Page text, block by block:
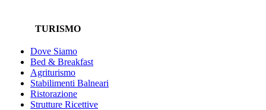
TURISMO
Dove Siamo
Bed & Breakfast
Agriturismo
Stabilimenti Balneari
Ristorazione
Strutture Ricettive